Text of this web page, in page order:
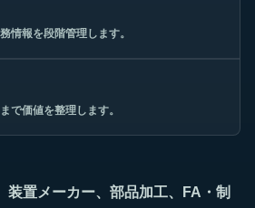
情報を段階管理します。
で価値を整理します。
装置メーカー、部品加工、FA・制